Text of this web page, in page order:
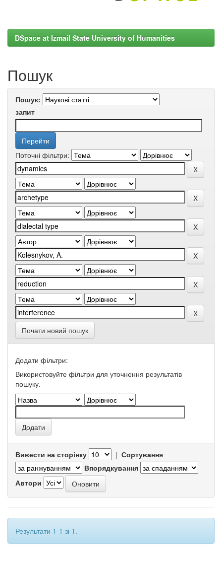
DSpace at Izmail State University of Humanities
Пошук
Пошук:
запит
Поточні фільтри:
Почати новий пошук
Додати фільтри:
Використовуйте фільтри для уточнення результатів
пошуку.
Вивести на сторінку | Сортування
Впорядкування
Автори
Результати 1-1 зі 1.